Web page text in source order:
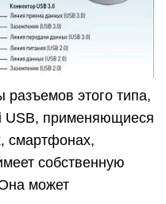
этого типа,
USB, применяющиеся
смартфонах,
собственную
может